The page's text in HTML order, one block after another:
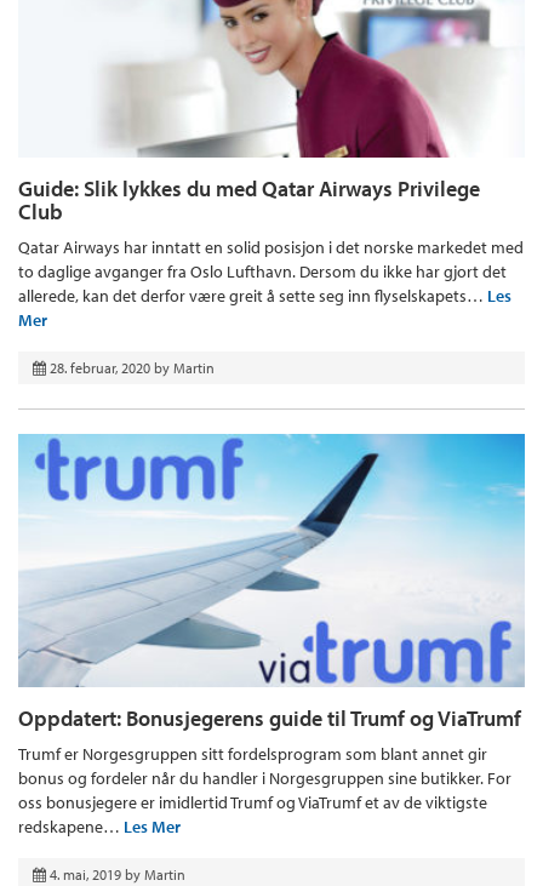
Guide: Slik lykkes du med Qatar Airways Privilege
Club
Qatar Airways har inntatt en solid posisjon i det norske markedet med
to daglige avganger fra Oslo Lufthavn. Dersom du ikke har gjort det
allerede, kan det derfor være greit å sette seg inn flyselskapets… Les
Mer
28. februar, 2020 by Martin
Oppdatert: Bonusjegerens guide til Trumf og ViaTrumf
Trumf er Norgesgruppen sitt fordelsprogram som blant annet gir
bonus og fordeler når du handler i Norgesgruppen sine butikker. For
oss bonusjegere er imidlertid Trumf og ViaTrumf et av de viktigste
redskapene… Les Mer
4. mai, 2019 by Martin